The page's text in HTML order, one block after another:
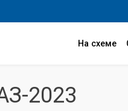
На схеме
2023